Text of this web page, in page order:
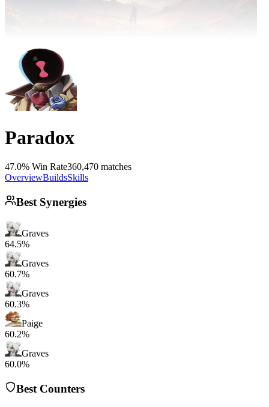
Paradox
47.0% Win Rate360,470 matches
OverviewBuildsSkills
Best Synergies
Graves
64.5%
Graves
60.7%
Graves
60.3%
Paige
60.2%
Graves
60.0%
Best Counters